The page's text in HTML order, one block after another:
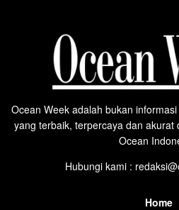
Ocean Week adalah bukan
yang terbaik, terpercaya dan akurat
Ocean
Hubungi kami :
Home